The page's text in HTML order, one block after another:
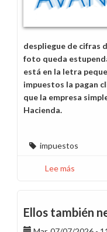
despliegue de cifras
foto queda
está en la letra
impuestos la pagan
que la empresa
Hacienda.
impuestos
Lee más
realmente
los
Ellos también